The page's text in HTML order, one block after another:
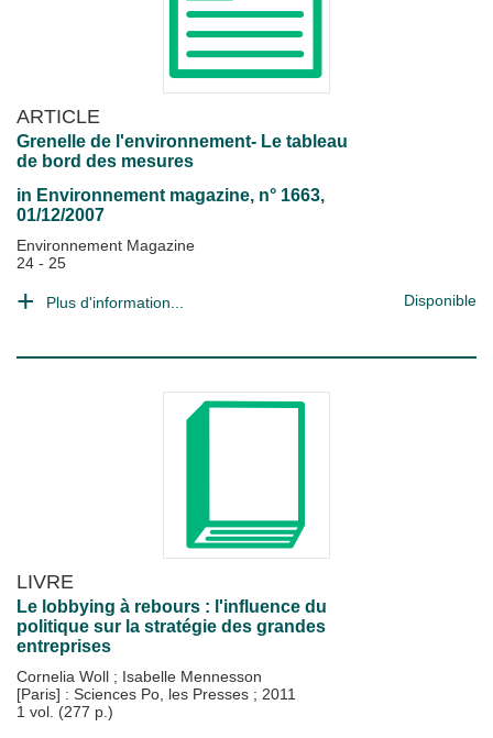
ARTICLE
Grenelle de l'environnement- Le tableau
de bord des mesures
in Environnement magazine, n° 1663,
01/12/2007
Environnement Magazine
24 - 25
Plus d'information... Disponible
LIVRE
Le lobbying à rebours : l'influence du
politique sur la stratégie des grandes
entreprises
Cornelia Woll ; Isabelle Mennesson
[Paris] : Sciences Po, les Presses ; 2011
1 vol. (277 p.)